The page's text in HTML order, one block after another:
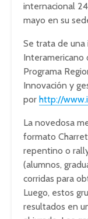
internacional
mayo en su
Se trata de una
Interamericano
Programa
Innovación y
por http://
La novedosa
formato
repentino o
(alumnos,
corridas para
Luego, estos
resultados en